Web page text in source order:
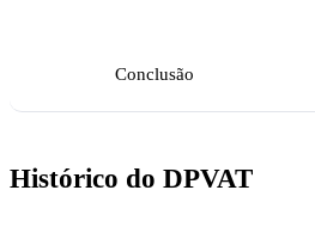
Conclusão
Histórico do DPVAT